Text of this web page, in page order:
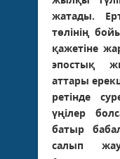
жатады.
төлінің
қажетіне
эпостық
аттары
ретінде
үңілер
батыр
салып